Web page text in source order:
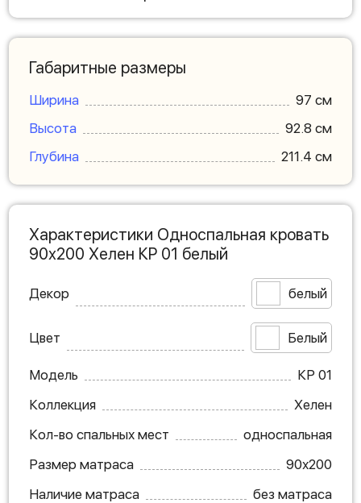
Габаритные размеры
Ширина
97 см
Высота
92.8 см
Глубина
211.4 см
Характеристики Односпальная кровать
90х200 Хелен КР 01 белый
Декор белый
Цвет Белый
Модель
КР 01
Коллекция
Хелен
Кол-во спальных мест
односпальная
Размер матраса
90х200
Наличие матраса
без матраса